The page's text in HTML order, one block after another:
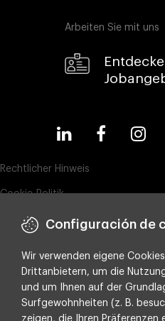
Arbeiten Sie mit uns
Rechtlicher Hinweis
Cookie-Politik
Datenschutz
ESG-Richtlinie
Integrated policy on Information
Cookie-Einstellungen
Configuración de
Wir verwenden eigene
Drittanbietern, um die
und um Ihnen auf der
Surfgewohnheiten (z. B.
zeigen, die Ihren Präferenzen